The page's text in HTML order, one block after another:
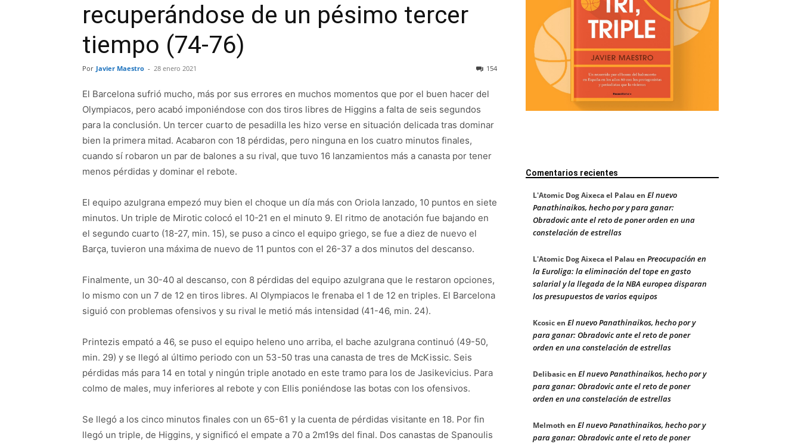
recuperándose de un pésimo tercer
tiempo (74-76)
Por Javier Maestro - 28 enero 2021 154
El Barcelona sufrió mucho, más por sus errores en muchos momentos que por el buen hacer del
Olympiacos, pero acabó imponiéndose con dos tiros libres de Higgins a falta de seis segundos
para la conclusión. Un tercer cuarto de pesadilla les hizo verse en situación delicada tras dominar
bien la primera mitad. Acabaron con 18 pérdidas, pero ninguna en los cuatro minutos finales,
cuando sí robaron un par de balones a su rival, que tuvo 16 lanzamientos más a canasta por tener
menos pérdidas y dominar el rebote.
El equipo azulgrana empezó muy bien el choque un día más con Oriola lanzado, 10 puntos en siete
minutos. Un triple de Mirotic colocó el 10-21 en el minuto 9. El ritmo de anotación fue bajando en
el segundo cuarto (18-27, min. 15), se puso a cinco el equipo griego, se fue a diez de nuevo el
Barça, tuvieron una máxima de nuevo de 11 puntos con el 26-37 a dos minutos del descanso.
Finalmente, un 30-40 al descanso, con 8 pérdidas del equipo azulgrana que le restaron opciones,
lo mismo con un 7 de 12 en tiros libres. Al Olympiacos le frenaba el 1 de 12 en triples. El Barcelona
siguió con problemas ofensivos y su rival le metió más intensidad (41-46, min. 24).
Printezis empató a 46, se puso el equipo heleno uno arriba, el bache azulgrana continuó (49-50,
min. 29) y se llegó al último periodo con un 53-50 tras una canasta de tres de McKissic. Seis
pérdidas más para 14 en total y ningún triple anotado en este tramo para los de Jasikevicius. Para
colmo de males, muy inferiores al rebote y con Ellis poniéndose las botas con los ofensivos.
Se llegó a los cinco minutos finales con un 65-61 y la cuenta de pérdidas visitante en 18. Por fin
llegó un triple, de Higgins, y significó el empate a 70 a 2m19s del final. Dos canastas de Spanoulis
Comentarios recientes
L'Atomic Dog Aixeca el Palau en El nuevo
Panathinaikos, hecho por y para ganar:
Obradovic ante el reto de poner orden en una
constelación de estrellas
L'Atomic Dog Aixeca el Palau en Preocupación en
la Euroliga: la eliminación del tope en gasto
salarial y la llegada de la NBA europea disparan
los presupuestos de varios equipos
Kcosicen El nuevo Panathinaikos, hecho por y
para ganar: Obradovic ante el reto de poner
orden en una constelación de estrellas
Delibasicen El nuevo Panathinaikos, hecho por y
para ganar: Obradovic ante el reto de poner
orden en una constelación de estrellas
Melmoth en El nuevo Panathinaikos, hecho por y
para ganar: Obradovic ante el reto de poner